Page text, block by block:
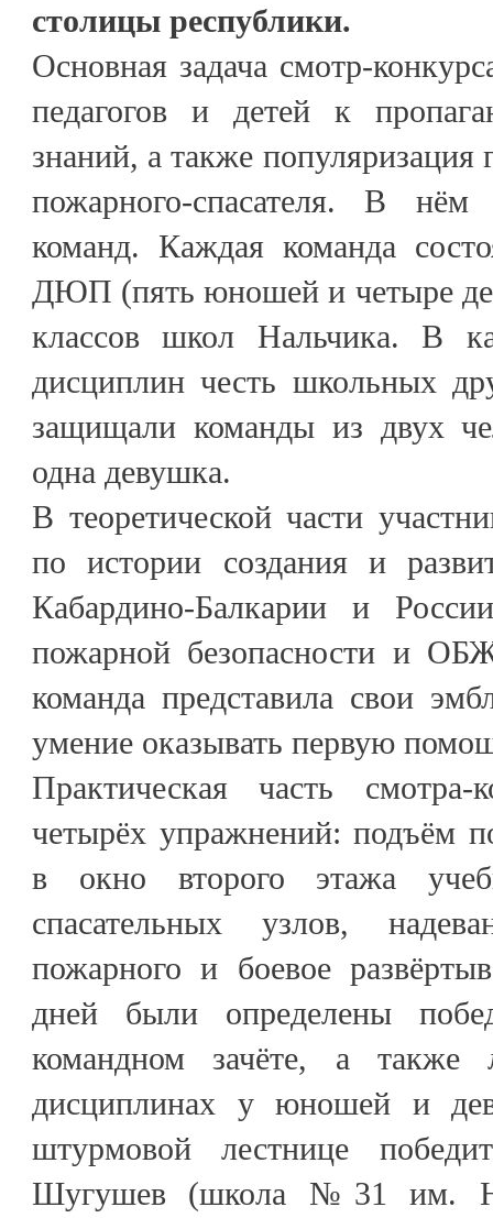
столицы республики.
Основная задача смотр-
педагогов и детей к
знаний, а также популяризация
пожарного-спасателя. В
команд. Каждая команда
ДЮП (пять юношей и четыре
классов школ Нальчика. В
дисциплин честь школьных
защищали команды из двух
одна девушка.
В теоретической части
по истории создания и
Кабардино-Балкарии и
пожарной безопасности и
команда представила свои
умение оказывать первую
Практическая часть смотра-
четырёх упражнений: подъём
в окно второго этажа
спасательных узлов,
пожарного и боевое
дней были определены
командном зачёте, а также
дисциплинах у юношей и
штурмовой лестнице
Шугушев (школа №31 им.